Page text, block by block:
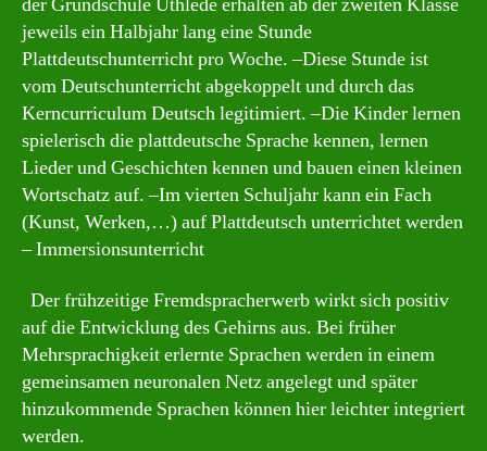
jeweils ein Halbjahr lang eine Stunde
Plattdeutschunterricht pro Woche. –Diese Stunde ist
vom Deutschunterricht abgekoppelt und durch das
Kerncurriculum Deutsch legitimiert. –Die Kinder lernen
spielerisch die plattdeutsche Sprache kennen, lernen
Lieder und Geschichten kennen und bauen einen kleinen
Wortschatz auf. –Im vierten Schuljahr kann ein Fach
(Kunst, Werken,…) auf Plattdeutsch unterrichtet werden
– Immersionsunterricht
Der frühzeitige Fremdspracherwerb wirkt sich positiv
auf die Entwicklung des Gehirns aus. Bei früher
Mehrsprachigkeit erlernte Sprachen werden in einem
gemeinsamen neuronalen Netz angelegt und später
hinzukommende Sprachen können hier leichter integriert
werden.